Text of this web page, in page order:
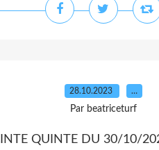
28.10.2023 …
Par beatriceturf
QUINTE DU 30/10/